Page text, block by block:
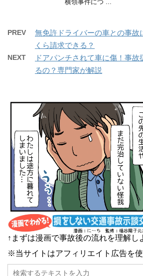
横領事件につ ...
PREV
無免許ドライバーの車との事故
くら請求できる？
NEXT
ドアパンチされて車に傷！事故
るの？専門家が解説
↑まずは漫画で事故後の流れを理解し
※当サイトはアフィリエイト広告を使